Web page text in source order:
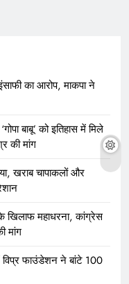
का आरोप, माकपा ने
बाबू’ को इतिहास में मिले
की मांग
खराब चापाकलों और
महाधरना, कांग्रेस
मांग
फाउंडेशन ने बांटे 100